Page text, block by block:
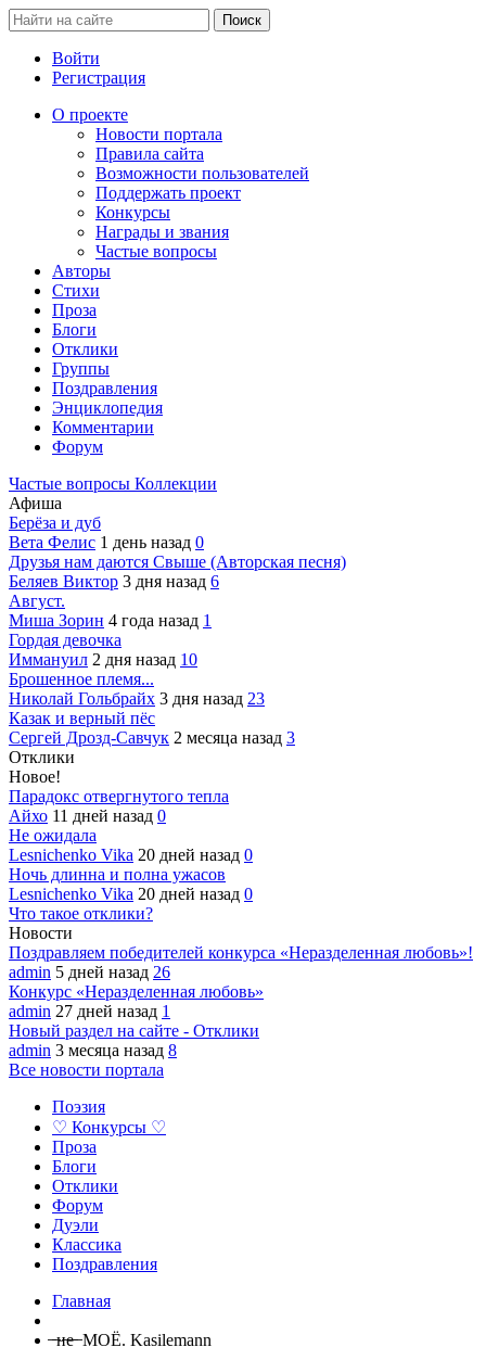
Войти
Регистрация
О проекте
Новости портала
Правила сайта
Возможности пользователей
Поддержать проект
Конкурсы
Награды и звания
Частые вопросы
Авторы
Стихи
Проза
Блоги
Отклики
Группы
Поздравления
Энциклопедия
Комментарии
Форум
Частые вопросы Коллекции
Афиша
Берёза и дуб
Вета Фелис 1 день назад 0
Друзья нам даются Свыше (Авторская песня)
Беляев Виктор 3 дня назад 6
Август.
Миша Зорин 4 года назад 1
Гордая девочка
Иммануил 2 дня назад 10
Брошенное племя...
Николай Гольбрайх 3 дня назад 23
Казак и верный пёс
Сергей Дрозд-Савчук 2 месяца назад 3
Отклики
Новое!
Парадокс отвергнутого тепла
Айхо 11 дней назад 0
Не ожидала
Lesnichenko Vika 20 дней назад 0
Ночь длинна и полна ужасов
Lesnichenko Vika 20 дней назад 0
Что такое отклики?
Новости
Поздравляем победителей конкурса «Неразделенная любовь»!
admin 5 дней назад 26
Конкурс «Неразделенная любовь»
admin 27 дней назад 1
Новый раздел на сайте - Отклики
admin 3 месяца назад 8
Все новости портала
Поэзия
♡ Конкурсы ♡
Проза
Блоги
Отклики
Форум
Дуэли
Классика
Поздравления
Главная
̶ ̶н̶е̶ ̶ МОЁ. Kasilemann